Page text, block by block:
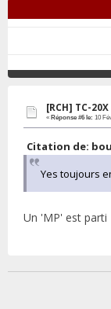
[RCH] TC-20X
« Réponse #6 le: 10
Citation de:
Yes toujours
Un 'MP' est parti